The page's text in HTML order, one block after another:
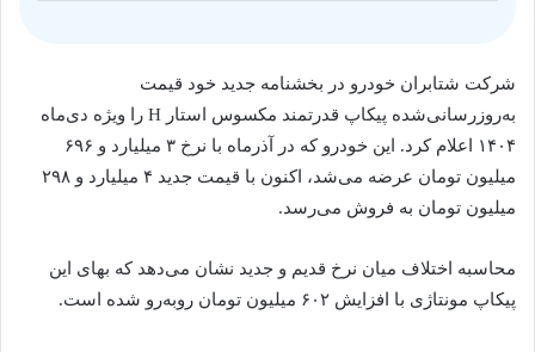
شرکت شتابران خودرو در بخشنامه جدید خود قیمت
به‌روزرسانی‌شده پیکاپ قدرتمند مکسوس استار H را ویژه دی‌ماه
۱۴۰۴ اعلام کرد. این خودرو که در آذرماه با نرخ ۳ میلیارد و ۶۹۶
میلیون تومان عرضه می‌شد، اکنون با قیمت جدید ۴ میلیارد و ۲۹۸
میلیون تومان به فروش می‌رسد.
محاسبه اختلاف میان نرخ قدیم و جدید نشان می‌دهد که بهای این
پیکاپ مونتاژی با افزایش ۶۰۲ میلیون تومان روبه‌رو شده است.